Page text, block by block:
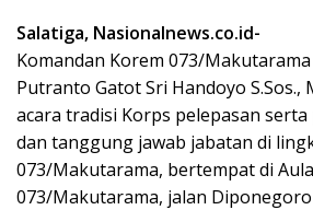
Salatiga, Nasionalnews.co.id-
Komandan Korem 073/
Putranto Gatot Sri Handoyo S.Sos.,
acara tradisi Korps pelepasan
dan tanggung jawab jabatan di
073/Makutarama, bertempat di
073/Makutarama, jalan Diponegoro